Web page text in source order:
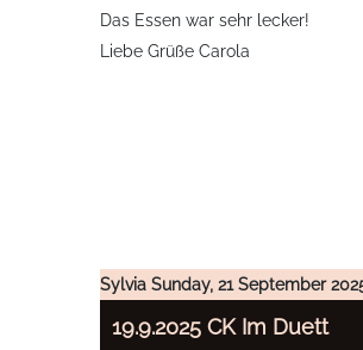
Das Essen war sehr lecker!
Liebe Grüße Carola
Sylvia Sunday, 21 September
19.9.2025 CK Im Duett